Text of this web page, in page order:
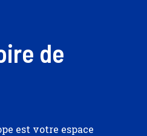
de
est votre espace